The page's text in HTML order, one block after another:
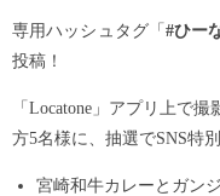
専用ハッシュタグ「 #ひー
投稿！
「Locatone」アプリ上で
方5名様に、抽選でSNS特
宮崎和牛カレーとガン